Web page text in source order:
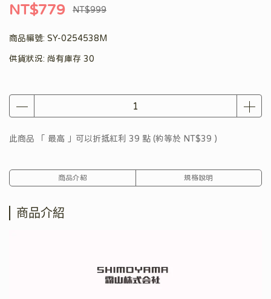
NT$779 NT$999
商品編號: SY-0254538M
供貨狀況: 尚有庫存 30
此商品 「 最高 」可以折抵紅利 39 點 (約等於 NT$39 )
商品介紹 規格說明
商品介紹